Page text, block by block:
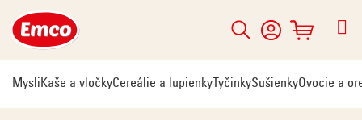
na
obsah
Hľadať
NÁKUPNÝ
KOŠÍK
MysliKaše a vločkyCereálie a lupienky TyčinkySušienkyOvocie a